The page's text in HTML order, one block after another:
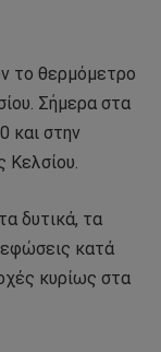
το θερμόμετρο
Σήμερα στα
και στην
Κελσίου.
δυτικά, τα
κατά
κυρίως στα